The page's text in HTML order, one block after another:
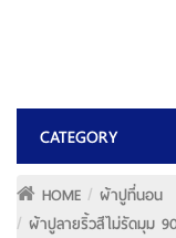
HOME
ผ้าปูที่นอน
ผ้าปูลายริ้วสีไม่รัดมุม